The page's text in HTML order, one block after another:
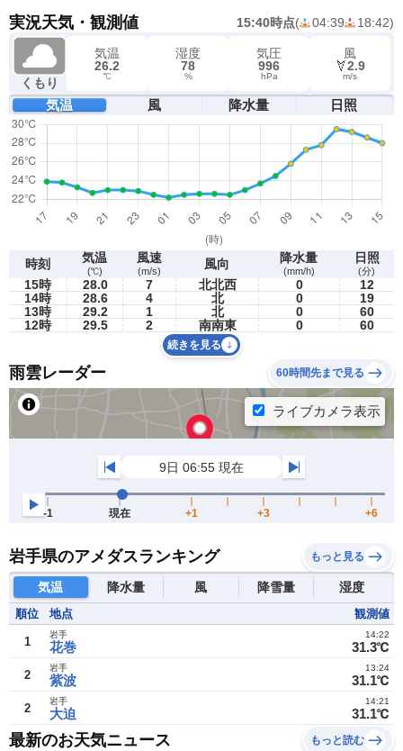
実況天気・観測値 15:40時点( 04:39 18:42)
くもり
気温
26.2
℃
湿度
78
%
気圧
996
hPa
風
2.9
m/s
気温 風 降水量 日照
時刻 気温
(℃)
風速
(m/s) 風向 降水量
(mm/h)
日照
(分)
15時 28.0 7 北北西 0
12
14時
28.6 4 北 0
19
13時
29.2 1 北 0
60
12時
29.5 2 南南東 0 60
続きを見る
雨雲レーダー 60時間先まで見る
岩手県のアメダスランキング もっと見る
気温 降水量 風 降雪量 湿度
順位 地点 観測値
1 花巻
岩手
31.3℃
14:22
2 紫波
岩手
31.1℃
13:24
2 大迫
岩手
31.1℃
14:21
最新のお天気ニュース もっと読む